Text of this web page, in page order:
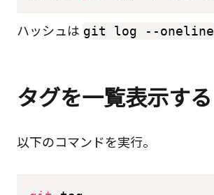
ハッシュは git log --oneline
タグを一覧表示する
以下のコマンドを実行。